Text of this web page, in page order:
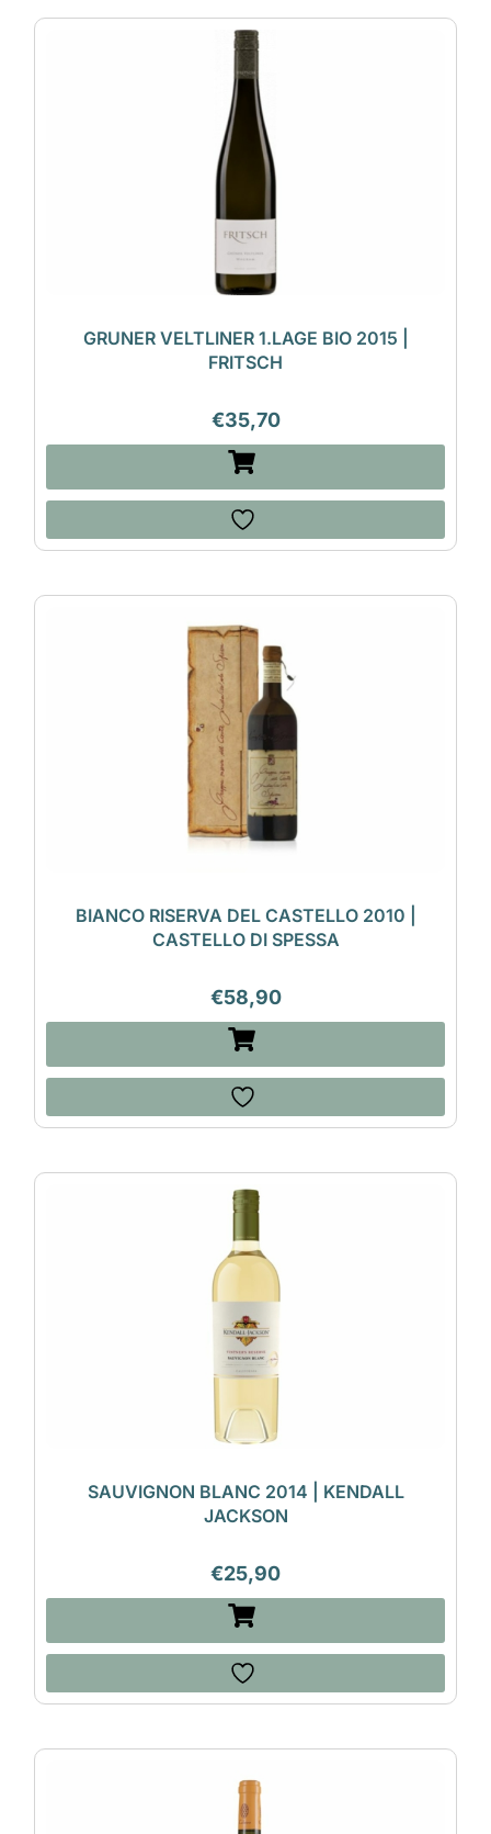
GRUNER VELTLINER 1.LAGE BIO 2015 |
FRITSCH
€35,70
BIANCO RISERVA DEL CASTELLO 2010 |
CASTELLO DI SPESSA
€58,90
SAUVIGNON BLANC 2014 | KENDALL
JACKSON
€25,90